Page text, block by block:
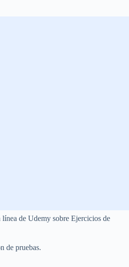
línea de Udemy sobre Ejercicios de
de pruebas.